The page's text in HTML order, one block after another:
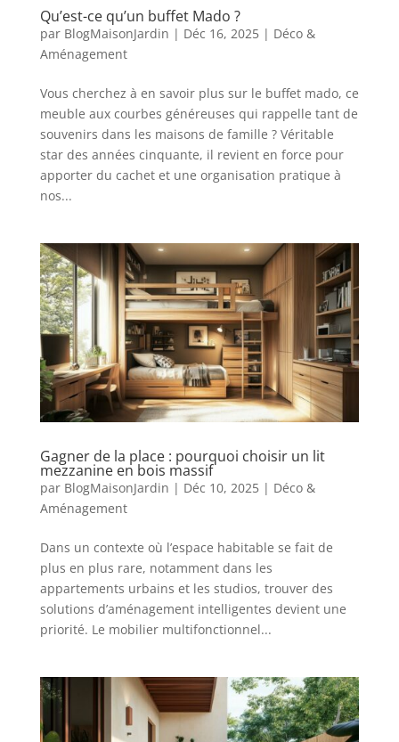
Qu’est-ce qu’un buffet Mado ?
par BlogMaisonJardin | Déc 16, 2025| Déco &
Aménagement
Vous cherchez à en savoir plus sur le buffet mado, ce
meuble aux courbes généreuses qui rappelle tant de
souvenirs dans les maisons de famille ? Véritable
star des années cinquante, il revient en force pour
apporter du cachet et une organisation pratique à
nos...
Gagner de la place : pourquoi choisir un lit
mezzanine en bois massif
par BlogMaisonJardin | Déc 10, 2025| Déco &
Aménagement
Dans un contexte où l’espace habitable se fait de
plus en plus rare, notamment dans les
appartements urbains et les studios, trouver des
solutions d’aménagement intelligentes devient une
priorité. Le mobilier multifonctionnel...